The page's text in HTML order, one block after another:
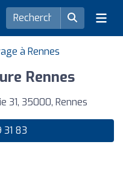
à Rennes
Rennes
31, 35000, Rennes
83